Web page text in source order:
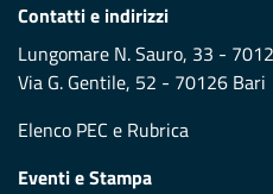
Contatti e indirizzi
Lungomare N. Sauro, 33 -
Via G. Gentile, 52 - 70126 Bari
Elenco PEC e Rubrica
Eventi e Stampa